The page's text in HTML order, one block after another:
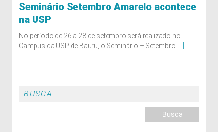
Seminário Setembro Amarelo acontece
na USP
No período de 26 a 28 de setembro será realizado no
Campus da USP de Bauru, o Seminário – Setembro
BUSCA